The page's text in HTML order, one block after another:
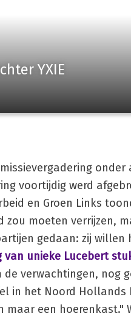
YXIE
onder
voortijdig werd
en Groen Links
moeten verrijzen,
gedaan: zij
unieke Lucebert
verwachtingen, nog
in het Noord
maar een